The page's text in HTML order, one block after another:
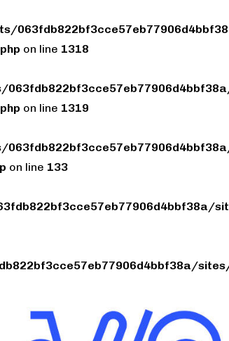
on line 1318
on line 1319
on line 133